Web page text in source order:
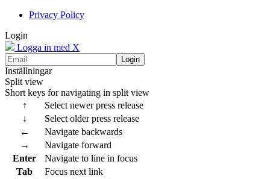
Privacy Policy
Login
Logga in med X
Login
Inställningar
Split view
Short keys for navigating in split view
↑
Select newer press release
↓
Select older press release
←
Navigate backwards
→
Navigate forward
Enter
Navigate to line in focus
Tab
Focus next link